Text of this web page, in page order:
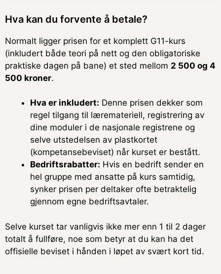
Hva kan du forvente å betale?
Normalt ligger prisen for et komplett G11-kurs
(inkludert både teori på nett og den obligatoriske
praktiske dagen på bane) et sted mellom 2 500 og 4
500 kroner.
Hva er inkludert: Denne prisen dekker som
regel tilgang til læremateriell, registrering av
dine moduler i de nasjonale registrene og
selve utstedelsen av plastkortet
(kompetansebeviset) når kurset er bestått.
Bedriftsrabatter: Hvis en bedrift sender en
hel gruppe med ansatte på kurs samtidig,
synker prisen per deltaker ofte betraktelig
gjennom egne bedriftsavtaler.
Selve kurset tar vanligvis ikke mer enn 1 til 2 dager
totalt å fullføre, noe som betyr at du kan ha det
offisielle beviset i hånden i løpet av svært kort tid.